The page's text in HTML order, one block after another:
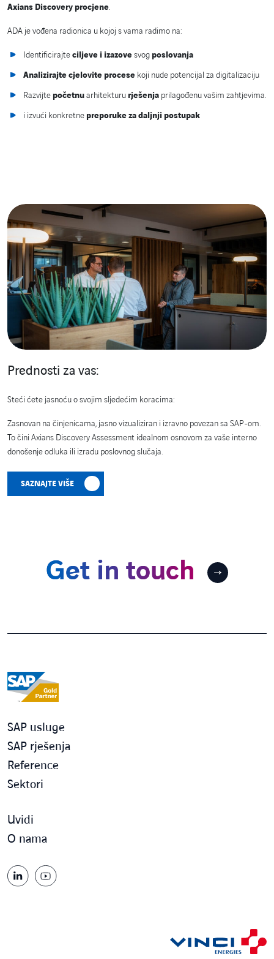
Axians Discovery procjene.
ADA je vođena radionica u kojoj s vama radimo na:
Identificirajteciljeve i izazovesvog poslovanja
Analizirajte cjelovite procese koji nude potencijal za digitalizaciju
Razvijte početnuarhitekturu rješenja prilagođenu vašim zahtjevima.
i izvući konkretne preporuke za daljnji postupak
Prednosti za vas:
Steći ćete jasnoću o svojim sljedećim koracima:
Zasnovan na činjenicama, jasno vizualiziran i izravno povezan sa SAP-om.
To čini Axians Discovery Assessment idealnom osnovom za vaše interno
donošenje odluka ili izradu poslovnog slučaja.
SAZNAJTE VIŠE
Get in touch
SAP usluge
SAP rješenja
Reference
Sektori
Uvidi
O nama